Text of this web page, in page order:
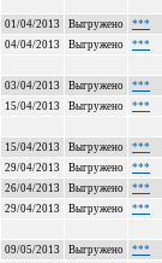
01/04/2013
Выгружено ***
04/04/2013
Выгружено ***
03/04/2013
Выгружено ***
15/04/2013
Выгружено ***
15/04/2013
Выгружено ***
29/04/2013
Выгружено ***
26/04/2013
Выгружено ***
29/04/2013
Выгружено ***
09/05/2013
Выгружено ***